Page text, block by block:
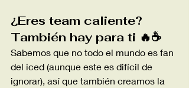
¿Eres team caliente?
También hay para ti 🔥☕
Sabemos que no todo el mundo es fan
del iced (aunque este es difícil de
ignorar), así que también creamos la